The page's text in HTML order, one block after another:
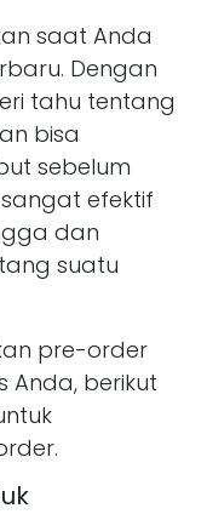
saat Anda
Dengan
tahu tentang
bisa
sebelum
sangat efektif
dan
suatu
pre-order
Anda, berikut